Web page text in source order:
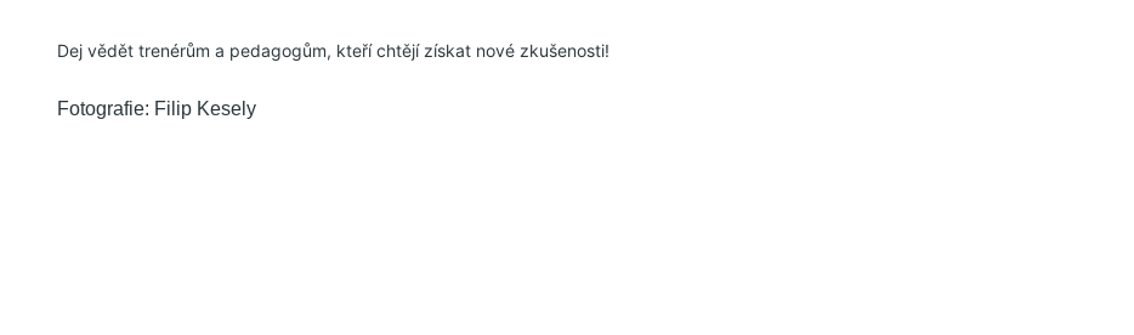
Dej vědět trenérům a pedagogům, kteří chtějí získat nové zkušenosti!
Fotografie: Filip Kesely